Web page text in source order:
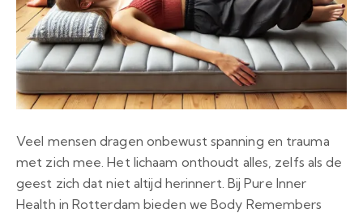
Veel mensen dragen onbewust spanning en trauma
met zich mee. Het lichaam onthoudt alles, zelfs als de
geest zich dat niet altijd herinnert. Bij Pure Inner
Health in Rotterdam bieden we Body Remembers